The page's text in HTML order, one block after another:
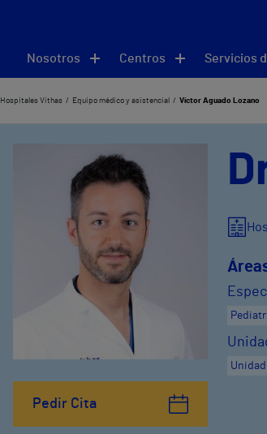
Nosotros Centros Servicios
Hospitales Vithas Equipo médico y asistencial Víctor Aguado Lozano
Pedir Cita